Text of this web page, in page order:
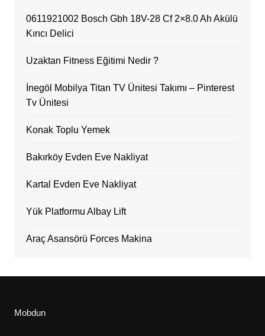
0611921002 Bosch Gbh 18V-28 Cf 2×8.0 Ah Akülü
Kırıcı Delici
Uzaktan Fitness Eğitimi Nedir ?
İnegöl Mobilya Titan TV Ünitesi Takımı – Pinterest
Tv Ünitesi
Konak Toplu Yemek
Bakırköy Evden Eve Nakliyat
Kartal Evden Eve Nakliyat
Yük Platformu Albay Lift
Araç Asansörü Forces Makina
Mobdun